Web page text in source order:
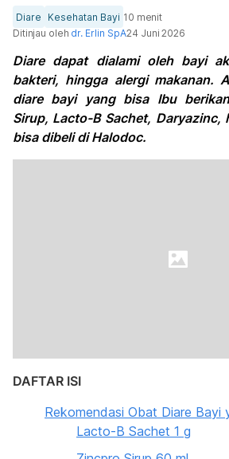
Diare Kesehatan Bayi 10 menit
Ditinjau oleh dr. Erlin SpA24 Juni 2026
Diare dapat dialami oleh bayi
bakteri, hingga alergi makanan.
diare bayi yang bisa Ibu
Sirup, Lacto-B Sachet, Daryazinc,
bisa dibeli di Halodoc.
DAFTAR ISI
Rekomendasi Obat Diare Bayi
Lacto-B Sachet 1 g